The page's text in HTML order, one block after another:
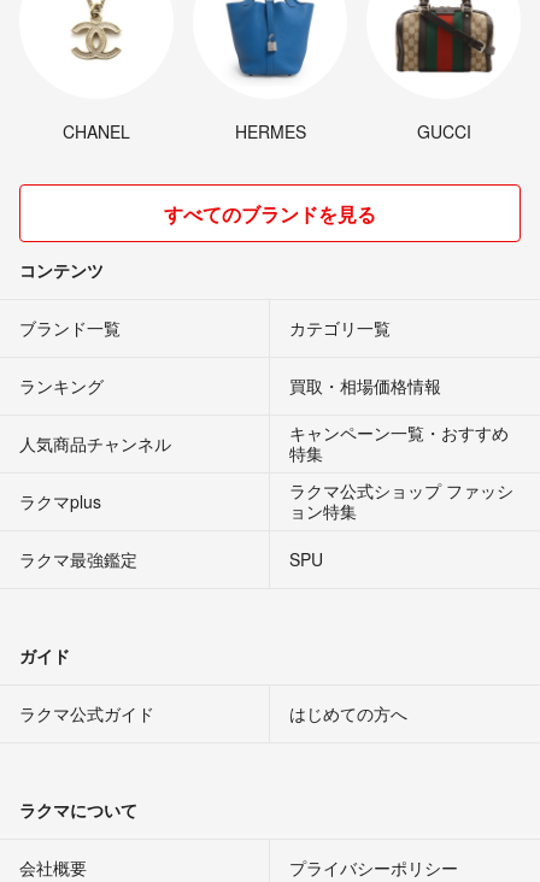
CHANEL HERMES GUCCI
すべてのブランドを見る
コンテンツ
ブランド一覧 カテゴリ一覧
ランキング 買取・相場価格情報
人気商品チャンネル
キャンペーン一覧・おすすめ
特集
ラクマplus
ラクマ公式ショップ ファッシ
ョン特集
ラクマ最強鑑定
SPU
ガイド
ラクマ公式ガイド はじめての方へ
ラクマについて
会社概要 プライバシーポリシー